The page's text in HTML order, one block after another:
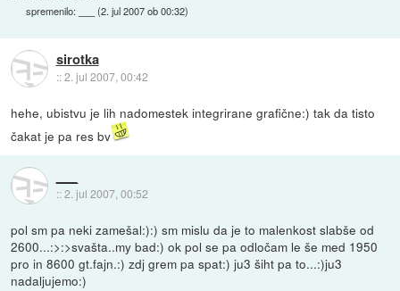
spremenilo: (2. jul 2007 ob 00:32)
sirotka
::2. jul 2007, 00:42
hehe, ubistvu je lih nadomestek integrirane grafične:) tak da tisto
čakat je pa res bv
::2. jul 2007, 00:52
pol sm pa neki zamešal:):) sm mislu da je to malenkost slabše od
2600...:>:>svašta..my bad:) ok pol se pa odločam le še med 1950
pro in 8600 gt.fajn.:) zdj grem pa spat:) ju3 šiht pa to...:)ju3
nadaljujemo:)